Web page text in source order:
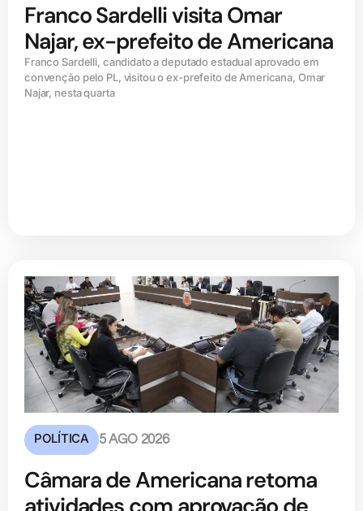
Franco Sardelli visita Omar
Najar, ex-prefeito de Americana
Franco Sardelli, candidato a deputado estadual aprovado em
convenção pelo PL, visitou o ex-prefeito de Americana, Omar
Najar, nesta quarta
POLÍTICA 5 AGO 2026
Câmara de Americana retoma